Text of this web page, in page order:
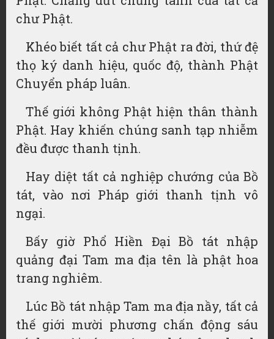
chư Phật.
Khéo biết tất cả chư Phật ra đời, thứ đệ
thọ ký danh hiệu, quốc độ, thành Phật
Chuyển pháp luân.
Thế giới không Phật hiện thân thành
Phật. Hay khiến chúng sanh tạp nhiễm
đều được thanh tịnh.
Hay diệt tất cả nghiệp chướng của Bồ
tát, vào nơi Pháp giới thanh tịnh vô
ngại.
Bấy giờ Phổ Hiền Đại Bồ tát nhập
quảng đại Tam ma địa tên là phật hoa
trang nghiêm.
Lúc Bồ tát nhập Tam ma địa nầy, tất cả
thế giới mười phương chấn động sáu